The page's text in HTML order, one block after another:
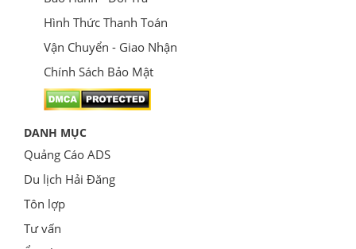
Hình Thức Thanh Toán
Vận Chuyển - Giao Nhận
Chính Sách Bảo Mật
DANH MỤC
Quảng Cáo ADS
Du lịch Hải Đăng
Tôn lợp
Tư vấn